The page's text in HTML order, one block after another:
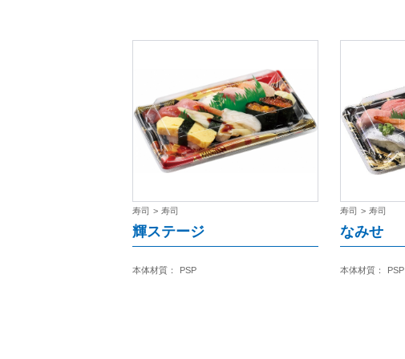
寿司 > 寿司
輝ステージ
本体材質： PSP
寿司 > 寿司
なみせ
本体材質： PSP